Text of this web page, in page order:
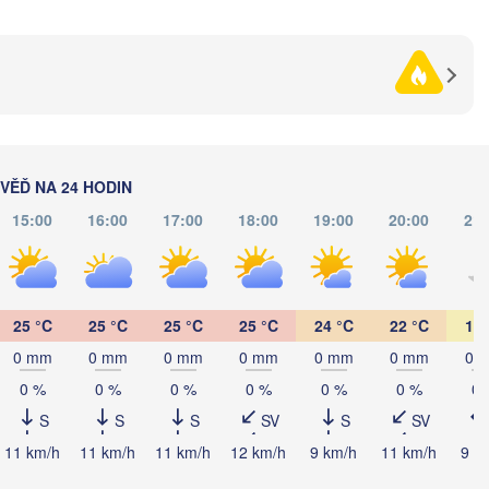
NA 24 HODIN
15:00 16:00 17:00 18:00 19:00 20:00
25 °C
0 mm
0 %
S
11 km/h
25 °C
0 mm
0 %
S
11 km/h
25 °C
0 mm
0 %
S
11 km/h
25 °C
0 mm
0 %
SV
12 km/h
24 °C
0 mm
0 %
S
9 km/h
22 °C
0 mm
0 %
SV
11 km/h
19
0
0
9
Одеса
(Odesa)
Севастополь
(Sevastopol)
Constanța
Galați
Миколаїв
(Mykolaiv)
MOLDAVSKO
Керчь
(Kerch)
(Melitopol)
N